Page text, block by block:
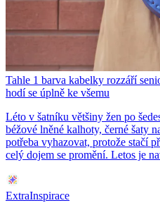
Tahle 1 barva kabelky rozzáří
hodí se úplně ke všemu
Léto v šatníku většiny žen po
béžové lněné kalhoty, černé šaty
potřeba vyhazovat, protože stačí
celý dojem se promění. Letos je
ExtraInspirace